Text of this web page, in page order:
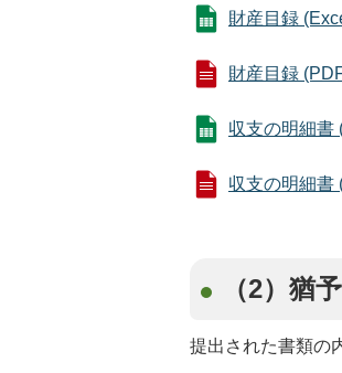
財産目録
財産目録
収支の明細書
収支の明細書
（2）猶
提出された書類の